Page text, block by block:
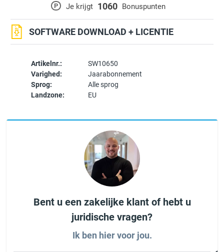
Artikelnr.:
SW10650
Varighed:
Jaarabonnement
Sprog:
Alle sprog
Landzone:
EU
P Je krijgt 1060 Bonuspunten
SOFTWARE DOWNLOAD + LICENTIE
Bent u een zakelijke klant of hebt u
juridische vragen?
Ik ben hier voor jou.